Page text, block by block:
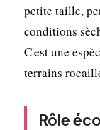
petite taille,
conditions
C'est une
terrains
Rôle